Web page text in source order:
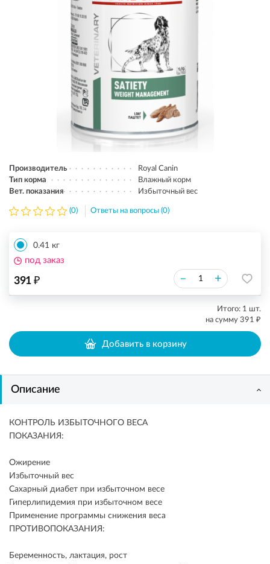
Производитель
Royal Canin
Тип корма
Влажный корм
Вет. показания
Избыточный вес
(0) Ответы на вопросы (0)
0.41 кг
391 ₽ – +
под заказ
Итого: 1 шт.
на сумму 391 ₽
Добавить в корзину
Описание
КОНТРОЛЬ ИЗБЫТОЧНОГО ВЕСА
ПОКАЗАНИЯ:
Ожирение
Избыточный вес
Сахарный диабет при избыточном весе
Гиперлипидемия при избыточном весе
Применение программы снижения веса
ПРОТИВОПОКАЗАНИЯ:
Беременность, лактация, рост